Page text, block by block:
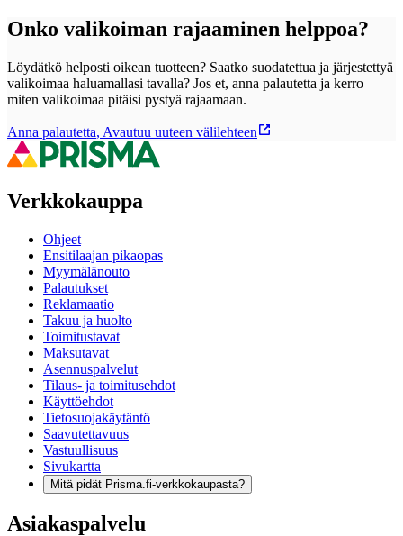
Onko valikoiman rajaaminen helppoa?
Löydätkö helposti oikean tuotteen? Saatko suodatettua ja järjestettyä
valikoimaa haluamallasi tavalla? Jos et, anna palautetta ja kerro
miten valikoimaa pitäisi pystyä rajaamaan.
Anna palautetta, Avautuu uuteen välilehteen
Verkkokauppa
Ohjeet
Ensitilaajan pikaopas
Myymälänouto
Palautukset
Reklamaatio
Takuu ja huolto
Toimitustavat
Maksutavat
Asennuspalvelut
Tilaus- ja toimitusehdot
Käyttöehdot
Tietosuojakäytäntö
Saavutettavuus
Vastuullisuus
Sivukartta
Mitä pidät Prisma.fi-verkkokaupasta?
Asiakaspalvelu